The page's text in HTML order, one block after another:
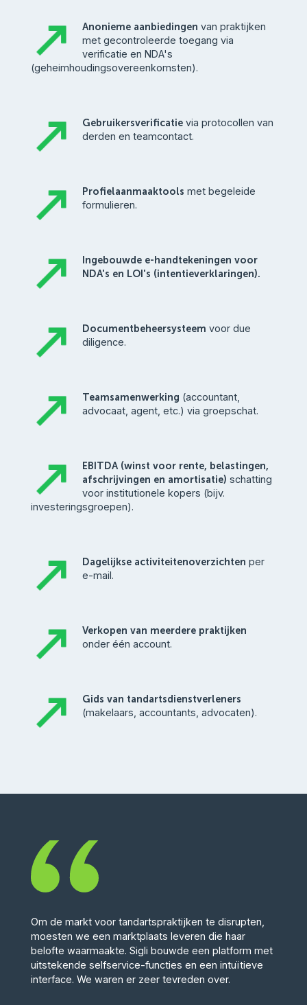
Anonieme aanbiedingen van praktijken
met gecontroleerde toegang via
verificatie en NDA's
(geheimhoudingsovereenkomsten).
Gebruikersverificatie via protocollen van
derden en teamcontact.
Profielaanmaaktools met begeleide
formulieren.
Ingebouwde e-handtekeningen voor
NDA's en LOI's (intentieverklaringen).
Documentbeheersysteem voor due
diligence.
Teamsamenwerking (accountant,
advocaat, agent, etc.) via groepschat.
EBITDA (winst voor rente, belastingen,
afschrijvingen en amortisatie) schatting
voor institutionele kopers (bijv.
investeringsgroepen).
Dagelijkse activiteitenoverzichten per
e-mail.
Verkopen van meerdere praktijken
onder één account.
Gids van tandartsdienstverleners
(makelaars, accountants, advocaten).
Om de markt voor tandartspraktijken te disrupten,
moesten we een marktplaats leveren die haar
belofte waarmaakte. Sigli bouwde een platform met
uitstekende selfservice-functies en een intuïtieve
interface. We waren er zeer tevreden over.